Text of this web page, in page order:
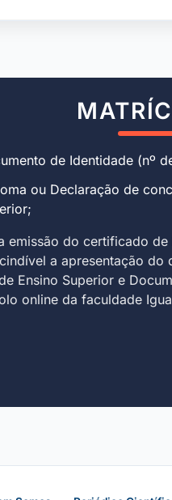
de Identidade (nº
ou Declaração de
emissão do certificado de
a apresentação do
Ensino Superior e
online da faculdade